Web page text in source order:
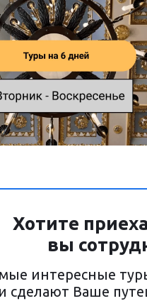
Хотите
вы
интересные
сделают Ваше